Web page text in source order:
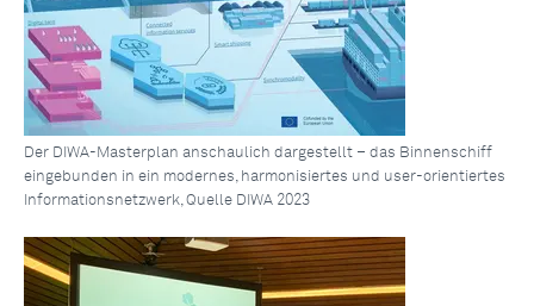
Der DIWA-Masterplan anschaulich dargestellt – das Binnenschiff
eingebunden in ein modernes, harmonisiertes und user-orientiertes
Informationsnetzwerk, Quelle DIWA 2023